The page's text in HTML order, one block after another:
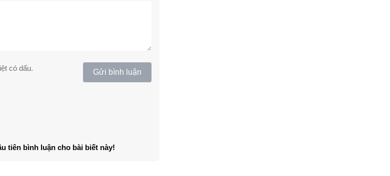
có dấu. Gửi bình luận
tiên bình luận cho bài biết này!